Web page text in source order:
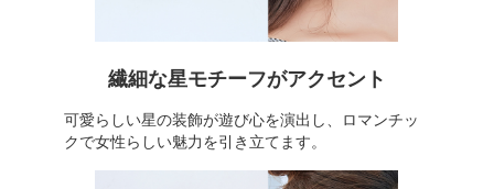
繊細な星モチーフがアクセント
可愛らしい星の装飾が遊び心を演出し、ロマンチッ
クで女性らしい魅力を引き立てます。